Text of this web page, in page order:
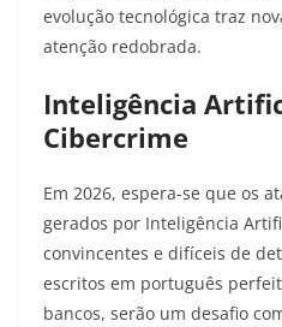
evolução tecnológica traz
atenção redobrada.
Inteligência
Cibercrime
Em 2026, espera-se que os
gerados por Inteligência
convincentes e difíceis de
escritos em português
bancos, serão um desafio